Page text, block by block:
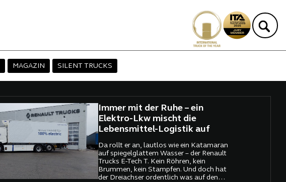
MAGAZIN SILENT TRUCKS
Immer mit der Ruhe – ein
Elektro-Lkw mischt die
Lebensmittel-Logistik auf
Da rollt er an, lautlos wie ein Katamaran
auf spiegelglattem Wasser – der Renault
Trucks E-Tech T. Kein Röhren, kein
Brummen, kein Stampfen. Und doch hat
der Dreiachser ordentlich was auf den